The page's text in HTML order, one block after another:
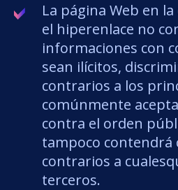
La página Web en
el hiperenlace no
informaciones con
sean ilícitos,
contrarios a los
comúnmente
contra el orden
tampoco contendrá
contrarios a
terceros.